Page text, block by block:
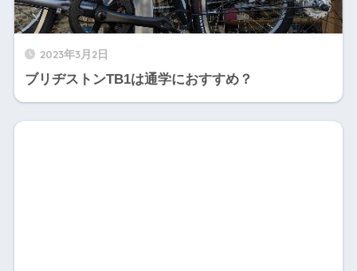
2023年3月2日
ブリヂストンTB1は通学におすすめ？